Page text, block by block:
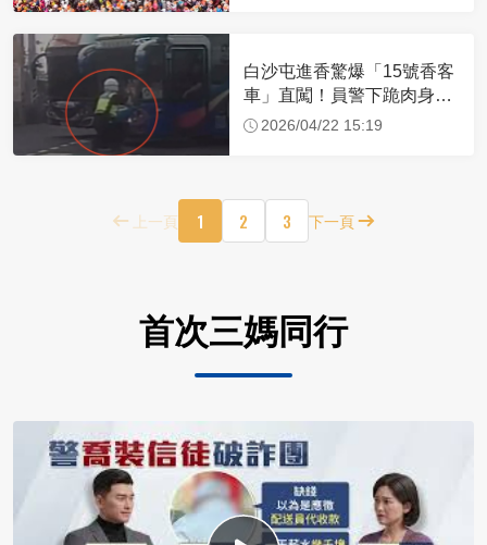
白沙屯進香驚爆「15號香客
車」直闖！員警下跪肉身擋
車：讓行人先過
2026/04/22 15:19
上一頁 1 2 3 下一頁
首次三媽同行